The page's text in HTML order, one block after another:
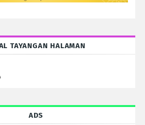
TAYANGAN HALAMAN
ADS